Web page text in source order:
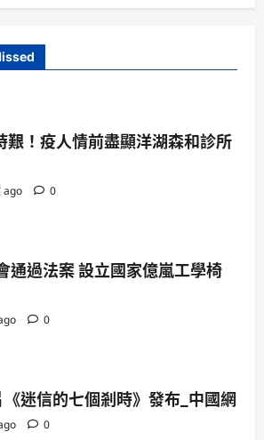
艱！疫人情前盡顯洋湖森和診所
ago 0
通過法案 設立國家億嵐工學椅
0
迷信的七個剎時》發布_中國網
0